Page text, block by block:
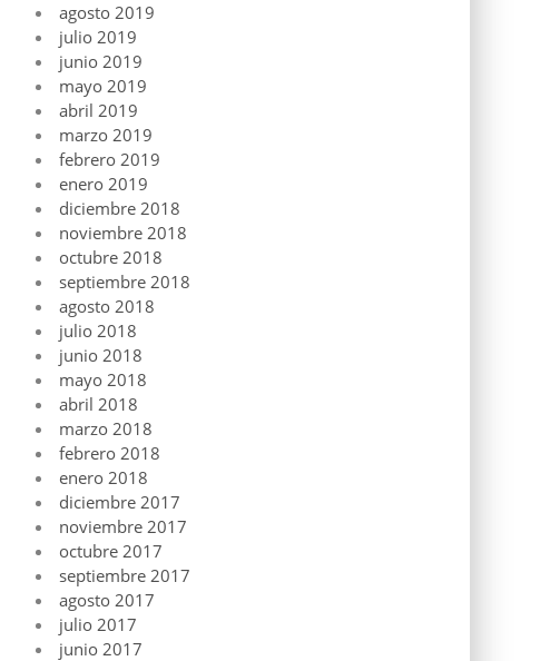
agosto 2019
julio 2019
junio 2019
mayo 2019
abril 2019
marzo 2019
febrero 2019
enero 2019
diciembre 2018
noviembre 2018
octubre 2018
septiembre 2018
agosto 2018
julio 2018
junio 2018
mayo 2018
abril 2018
marzo 2018
febrero 2018
enero 2018
diciembre 2017
noviembre 2017
octubre 2017
septiembre 2017
agosto 2017
julio 2017
junio 2017